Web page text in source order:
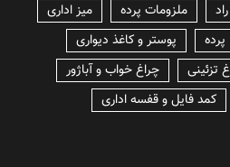
ملزومات پرده
میز اداری
پرده
پوستر و کاغذ دیواری
تزئینی
چراغ خواب و آباژور
کمد فایل و قفسه اداری